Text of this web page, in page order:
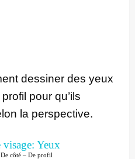
dessiner des yeux
pour qu’ils
la perspective.
côté – De profil